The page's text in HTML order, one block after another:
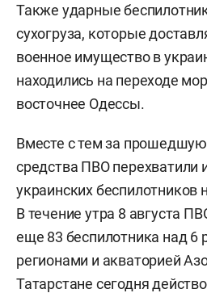
Также ударные
сухогруза, которые
военное имущество в
находились на переходе
восточнее Одессы.
Вместе с тем за прошедшую
средства ПВО перехватили
украинских беспилотников
В течение утра 8 августа
еще 83 беспилотника над 6
регионами и акваторией
Татарстане сегодня